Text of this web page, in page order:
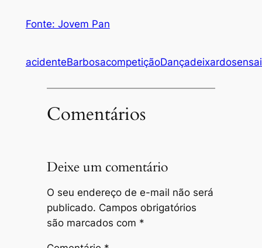
Fonte: Jovem Pan
acidenteBarbosacompetiçãoDançadeixardos
Comentários
Deixe um comentário
O seu endereço de e-mail não será
publicado. Campos obrigatórios
são marcados com *